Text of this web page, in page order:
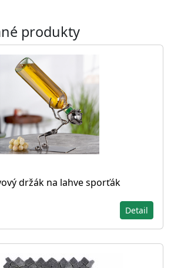
produkty
držák na lahve sporťák
Detail